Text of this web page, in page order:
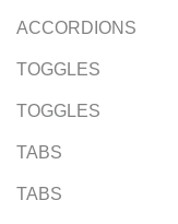
ACCORDIONS
TOGGLES
TOGGLES
TABS
TABS